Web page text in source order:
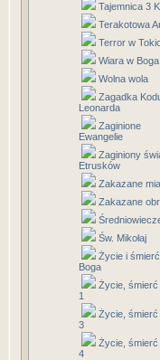
Tajemnica 3
Terakotowa
Terror w
Wiara w Boga
Wolna wola
Zagadka
Leonarda
Zaginione
Ewangelie
Zaginiony
Etrusków
Zakazane
Zakazane
Św. Mikołaj
Życie i
Boga
Życie, śmierć
1
Życie, śmierć
3
Życie, śmierć
4